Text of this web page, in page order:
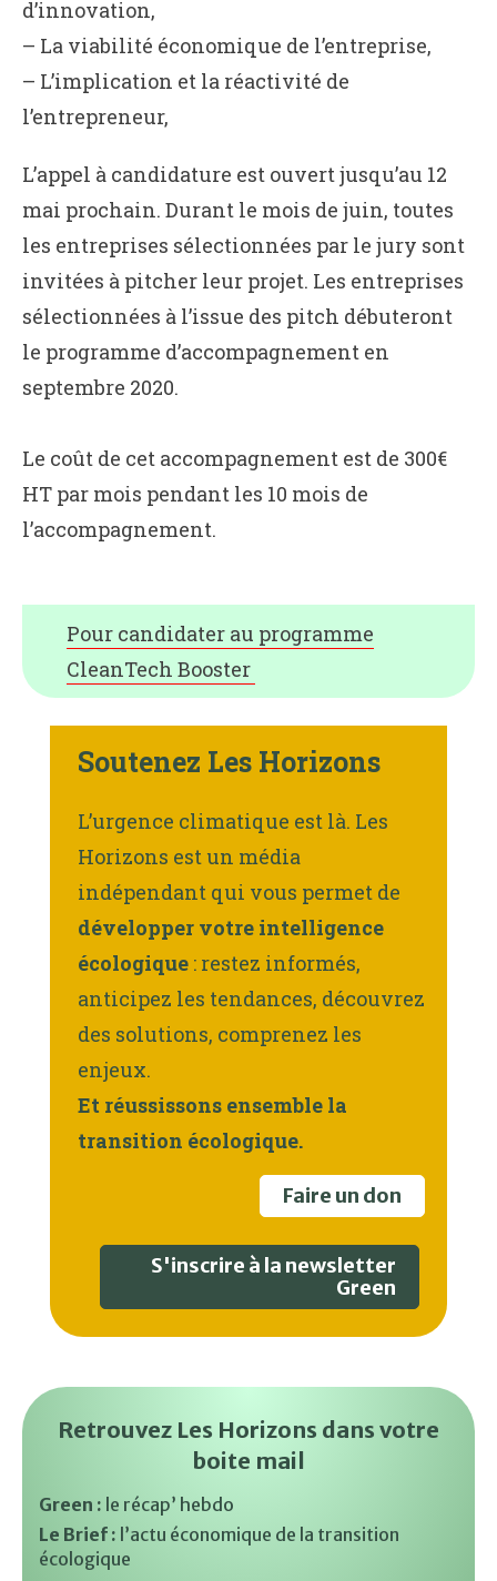
d’innovation,
– La viabilité économique de l’entreprise,
– L’implication et la réactivité de
l’entrepreneur,
L’appel à candidature est ouvert jusqu’au 12
mai prochain. Durant le mois de juin, toutes
les entreprises sélectionnées par le jury sont
invitées à pitcher leur projet. Les entreprises
sélectionnées à l’issue des pitch débuteront
le programme d’accompagnement en
septembre 2020.
Le coût de cet accompagnement est de 300€
HT par mois pendant les 10 mois de
l’accompagnement.
Pour candidater au programme
CleanTech Booster
Soutenez Les Horizons
L’urgence climatique est là. Les
Horizons est un média
indépendant qui vous permet de
développer votre intelligence
écologique : restez informés,
anticipez les tendances, découvrez
des solutions, comprenez les
enjeux.
Et réussissons ensemble la
transition écologique.
Faire un don
S'inscrire à la newsletter
Green
Retrouvez Les Horizons dans votre
boite mail
Green : le récap’ hebdo
Le Brief : l’actu économique de la transition
écologique